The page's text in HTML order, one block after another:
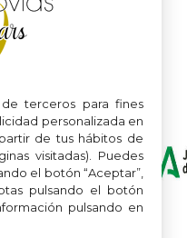
terceros para fines
personalizada en
de tus hábitos de
visitadas). Puedes
el botón “Aceptar”,
pulsando el botón
pulsando en